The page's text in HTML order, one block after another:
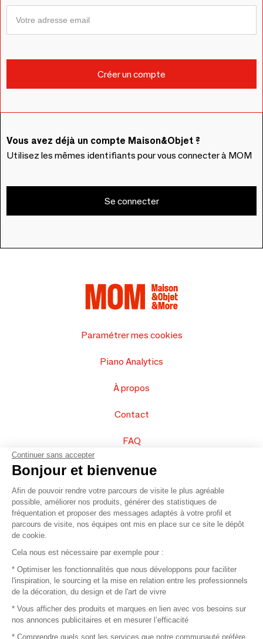
Vous avez déjà un compte Maison&Objet ?
Utilisez les mêmes identifiants pour vous connecter à MOM
Se connecter
Paramétrer mes cookies
Piano Analytics
À propos
Contact
FAQ
Vendez vos produits
Plan du site
© 2016 –Organisation SAFI
Recrutement
Continuer sans accepter
Bonjour et bienvenue
Afin de pouvoir rendre votre parcours de visite le plus agréable
possible, améliorer nos produits, générer des statistiques de
fréquentation et proposer des messages adaptés à votre profil et
parcours de visite, nos équipes ont mis en place sur ce site le dépôt
de cookie.
Cela nous est nécessaire par exemple pour :
* Optimiser les fonctionnalités que nous développons pour faciliter
l'inspiration, le sourcing et la mise en relation entre les professionnels
de la décoration, du design et de l'art de vivre
* Vous afficher des produits et marques en lien avec vos besoins sur
nos annonces publicitaires et en mesurer l’efficacité
* Comprendre quels sont les services que notre communauté préfère